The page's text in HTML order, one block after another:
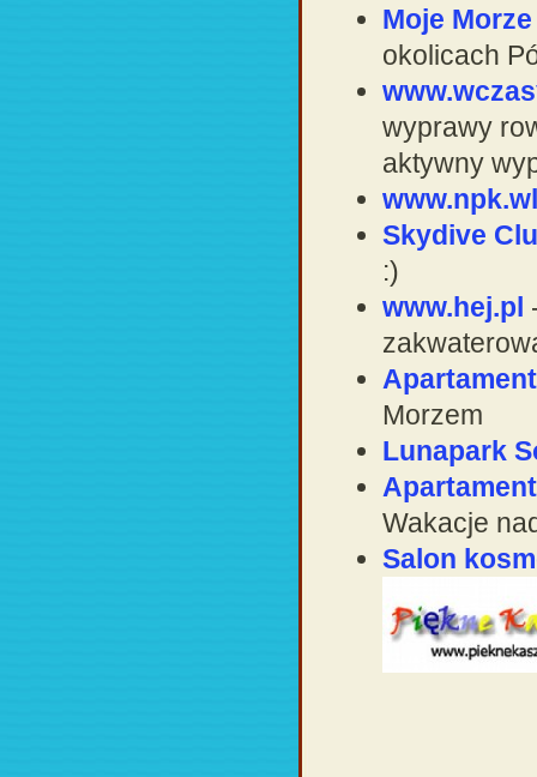
Moje Morze
okolicach
wyprawy
aktywny
Skydive
:)
www.hej.pl
Morzem
Lunapark
Wakacje
Salon